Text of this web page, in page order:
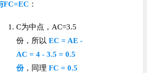
FC=EC ：
C为中点，AC=3.5
份，所以 EC = AE -
AC = 4 - 3.5 = 0.5
份，同理 FC = 0.5